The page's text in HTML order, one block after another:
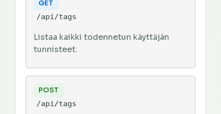
GET
/api/tags
Listaa kaikki todennetun käyttäjän
tunnisteet.
POST
/api/tags